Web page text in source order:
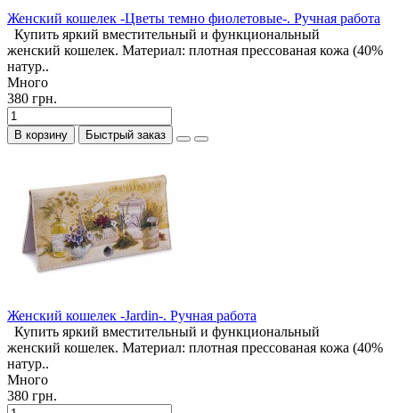
Женский кошелек -Цветы темно фиолетовые-. Ручная работа
Купить яркий вместительный и функциональный
женский кошелек. Материал: плотная прессованая кожа (40%
натур..
Много
380 грн.
В корзину Быстрый заказ
Женский кошелек -Jardin-. Ручная работа
Купить яркий вместительный и функциональный
женский кошелек. Материал: плотная прессованая кожа (40%
натур..
Много
380 грн.